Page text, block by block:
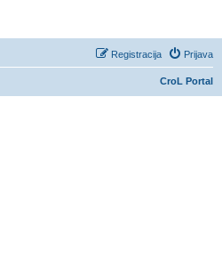
Prijava
Registracija
CroL Portal